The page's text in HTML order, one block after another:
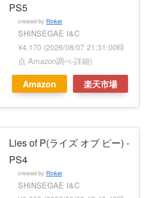
PS5
created by Rinker
SHINSEGAE I&C
¥4,170 (2026/08/07 21:31:00時
点 Amazon調べ-詳細)
Amazon 楽天市場
Lies of P(ライズ オブ ピー) -
PS4
created by Rinker
SHINSEGAE I&C